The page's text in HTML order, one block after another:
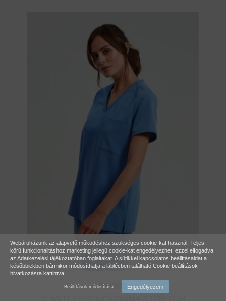
Webáruházunk az alapvető működéshez szükséges cookie-kat használ. Teljes
körű funkcionalitáshoz marketing jellegű cookie-kat engedélyezhet, ezzel elfogadva
az Adatkezelési tájékoztatóban foglaltakat. A sütikkel kapcsolatos beállításaidat a
későbbiekben bármikor módosíthatja a láblécben található Cookie beállítások
hivatkozásra kattintva.
Beállítások módosítása Engedélyezem
NN300